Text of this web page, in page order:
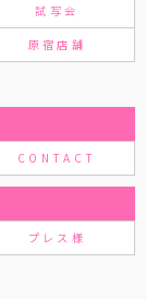
試写会
原宿店舗
CONTACT
プレス様